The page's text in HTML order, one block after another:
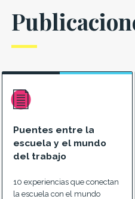
Puentes entre la
escuela y el mundo
del trabajo
10 experiencias que conectan
la escuela con el mundo